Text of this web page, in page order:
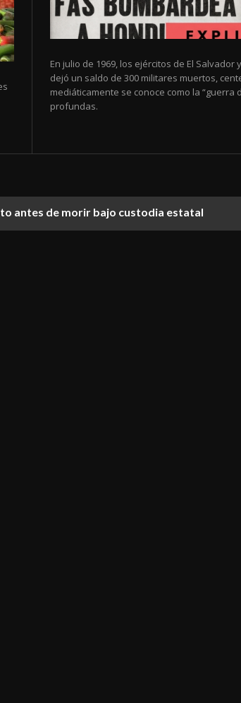
En julio de 1969, los ejércitos de El
dejó un saldo de 300 militares muertos,
mediáticamente se conoce como la
profundas.
antes de morir bajo custodia estatal